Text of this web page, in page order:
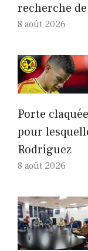
recherche
8 août 2026
Porte
pour
Rodríguez
8 août 2026